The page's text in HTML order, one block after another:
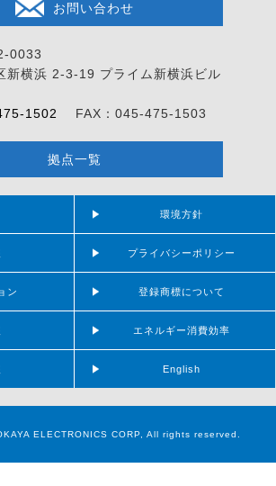
お問い合わせ
0033
新横浜 2-3-19 プライム新横浜ビル
1502 FAX：045-475-1503
拠点一覧
ン
環境方針
プライバシーポリシー
登録商標について
エネルギー消費効率
English
ELECTRONICS CORP, All rights reserved.